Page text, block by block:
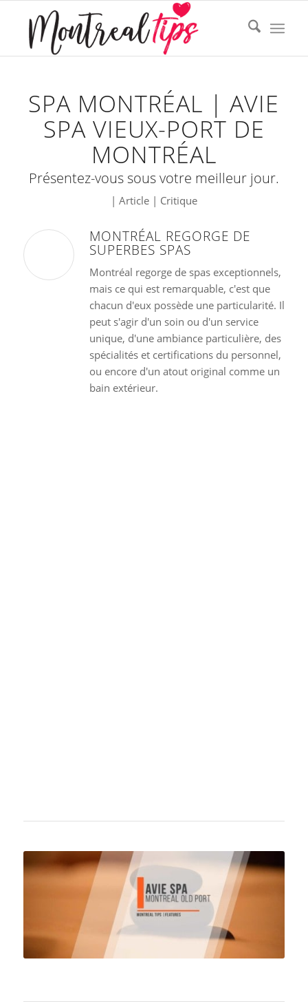
SPA MONTRÉAL | AVIE
SPA VIEUX-PORT DE
MONTRÉAL
Présentez-vous sous votre meilleur jour.
| Article | Critique
MONTRÉAL REGORGE DE
SUPERBES SPAS
Montréal regorge de spas exceptionnels,
mais ce qui est remarquable, c'est que
chacun d'eux possède une particularité. Il
peut s'agir d'un soin ou d'un service
unique, d'une ambiance particulière, des
spécialités et certifications du personnel,
ou encore d'un atout original comme un
bain extérieur.